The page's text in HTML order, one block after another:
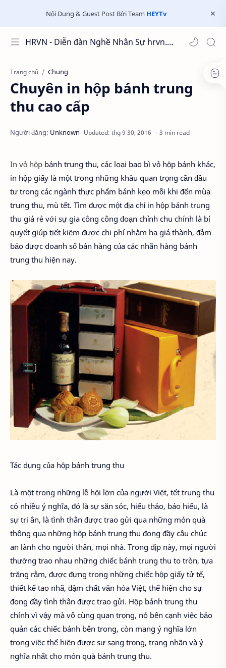
Nội Dung & Guest Post Bởi Team HEYTv
HRVN - Diễn đàn Nghề Nhân Sự hrvn.com.vn
Trang chủ Chung
Chuyên in hộp bánh trung
thu cao cấp
3 min read
In vỏ hộp bánh trung thu, các loại bao bì vỏ hộp bánh khác,
in hộp giấy là một trong những khâu quan trọng cần đầu
tư trong các ngành thực phẩm bánh kẹo mỗi khi đến mùa
trung thu, mù tết. Tìm được một địa chỉ in hộp bánh trung
thu giá rẻ với sự gia công công đoạn chỉnh chu chính là bí
quyết giúp tiết kiệm được chi phí nhằm hạ giá thành, đảm
bảo được doanh số bán hàng của các nhãn hàng bánh
trung thu hiện nay.
Tác dụng của hộp bánh trung thu
Là một trong những lễ hội lớn của người Việt, tết trung thu
có nhiều ý nghĩa, đó là sự săn sóc, hiếu thảo, báo hiếu, là
sự tri ân, là tình thân được trao gửi qua những món quà
thông qua những hộp bánh trung thu đong đầy câu chúc
an lành cho người thân, mọi nhà. Trong dịp này, mọi người
thường trao nhau những chiếc bánh trung thu to tròn, tựa
trăng rằm, được đựng trong những chiếc hộp giấy tử tế,
thiết kế tao nhã, đậm chất văn hóa Việt, thể hiện cho sự
đong đầy tình thân được trao gửi. Hộp bánh trung thu
chính vì vậy mà vô cùng quan trọng, nó bên cạnh việc bảo
quản các chiếc bánh bên trong, còn mang ý nghĩa lớn
trong việc thể hiện được sự sang trọng, trang nhãn và ý
nghĩa nhất cho món quà bánh trung thu.